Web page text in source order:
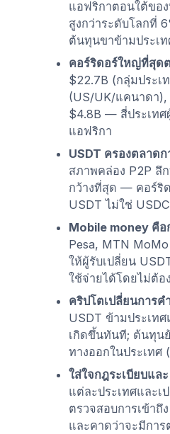
แอฟริกาตอนใต้ของ
สูงกว่าระดับโลกที่
ต้นทุนขาข้ามประเท
คอร์ริดอร์ใหญ่ที่สุด
$22.7B (กลุ่มประเ
(US/UK/แคนาดา),
$4.8B — สี่ประเท
แอฟริกา
USDT ครองตลาด
สภาพคล่อง P2P ลึ
กว้างที่สุด — คอร์ริ
USDT ไม่ใช่ USDC
Mobile money คื
Pesa, MTN
ให้ผู้รับเปลี่ยน
ใช้จ่ายได้โดยไม่ต้
คริปโตเปลี่ยนการค
USDT ข้ามประเท
เกิดขึ้นทันที; ต้นทุน
ทางออกในประเทศ
ใส่ใจกฎระเบียบแล
แต่ละประเทศและ
ตรวจสอบการเข้าถึ
และคาดว่าจะมีกา